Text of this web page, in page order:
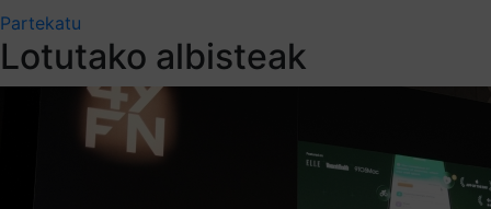
Partekatu
Lotutako albisteak